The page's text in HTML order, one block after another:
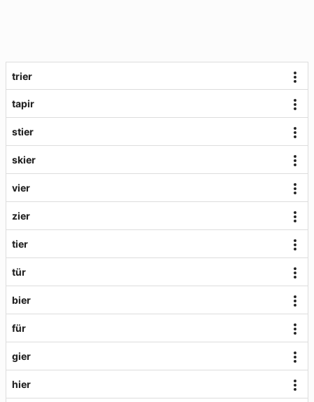
trier
tapir
stier
skier
vier
zier
tier
tür
bier
für
gier
hier